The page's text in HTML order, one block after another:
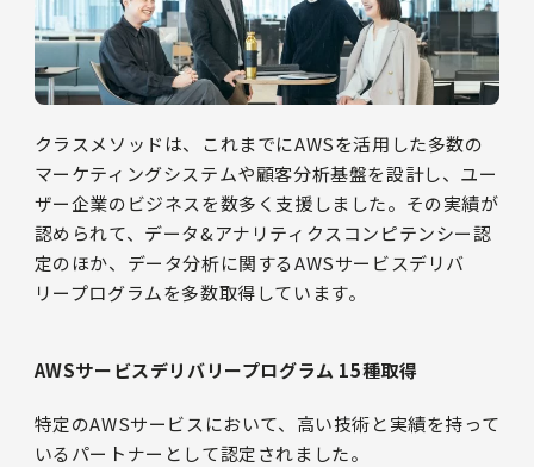
クラスメソッドは、これまでにAWSを活用した多数の
マーケティングシステムや顧客分析基盤を設計し、ユー
ザー企業のビジネスを数多く支援しました。その実績が
認められて、データ&アナリティクスコンピテンシー認
定のほか、データ分析に関するAWSサービスデリバ
リープログラムを多数取得しています。
AWSサービスデリバリープログラム 15種取得
特定のAWSサービスにおいて、高い技術と実績を持って
いるパートナーとして認定されました。